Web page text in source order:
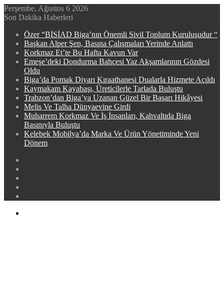
Perşembe, Ağustos 6 2026
Son Dakika Haberleri
Özer “BİSİAD Biga’nın Önemli Sivil Toplum Kuruluşudur “
Başkan Alper Şen, Basına Çalışmaları Yerinde Anlattı
Korkmaz Et’te Bu Hafta Kavun Var
​​Emeşe’deki Dondurma Bahçesi Yaz Akşamlarının Gözdesi
Oldu
Biga’da Pomak Diyarı Kıraathanesi Dualarla Hizmete Açıldı
Kaymakam Kayabaşı, Üreticilerle Tarlada Buluştu
Trabzon’dan Biga’ya Uzanan Güzel Bir Başarı Hikâyesi
Melis Ve Talha Dünyaevine Girdi
​Muharrem Korkmaz Ve İş İnsanları, Kahvaltıda Biga
Basınıyla Buluştu
Kelebek Mobilya’da Marka Ve Ürün Yönetiminde Yeni
Dönem